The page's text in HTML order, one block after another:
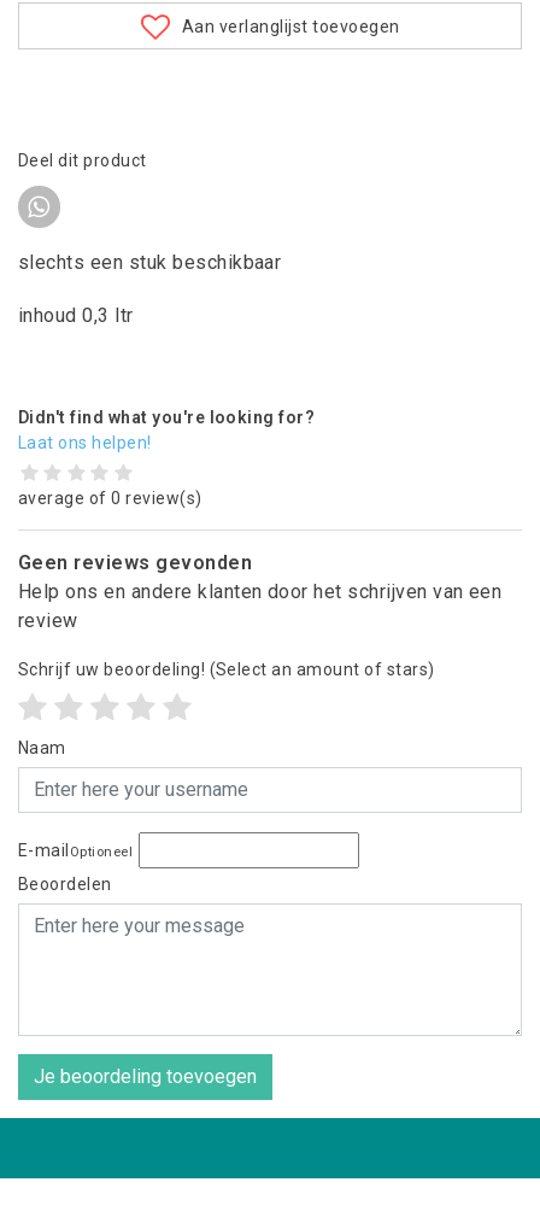
Aan verlanglijst toevoegen
Deel dit product
slechts een stuk beschikbaar
inhoud 0,3 ltr
Didn't find what you're looking for?
Laat ons helpen!
average of 0 review(s)
Geen reviews gevonden
Help ons en andere klanten door het schrijven van een
review
Schrijf uw beoordeling! (Select an amount of stars)
Naam
E-mail Optioneel
Beoordelen
Je beoordeling toevoegen